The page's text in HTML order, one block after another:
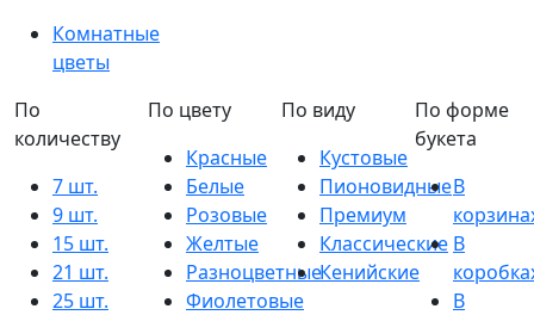
Комнатные
цветы
По
количеству
7 шт.
9 шт.
15 шт.
21 шт.
25 шт.
По цвету
Красные
Белые
Розовые
Желтые
Разноцветные
Фиолетовые
По виду
Кустовые
Пионовидные
Премиум
Классические
Кенийские
По форме
букета
В
В
В